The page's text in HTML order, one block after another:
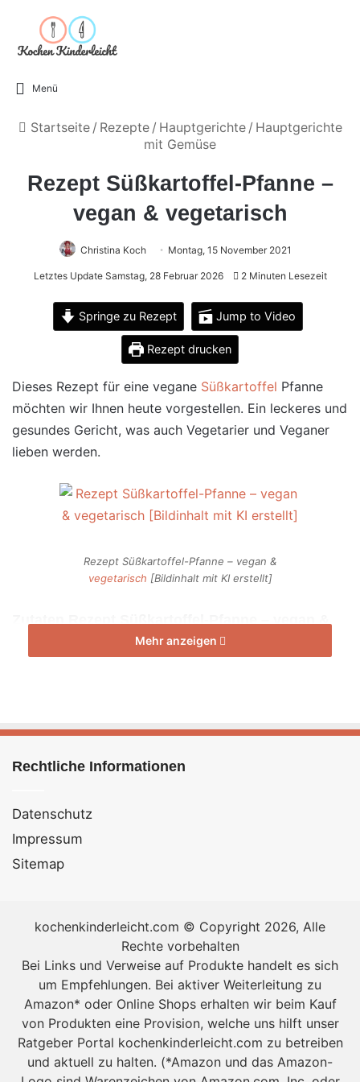
Menü
Startseite / Rezepte / Hauptgerichte / Hauptgerichte
mit Gemüse
Rezept Süßkartoffel-Pfanne –
vegan & vegetarisch
Christina Koch Montag, 15 November 2021
Letztes Update Samstag, 28 Februar 2026 2 Minuten Lesezeit
Springe zu Rezept Jump to Video
Rezept drucken
Dieses Rezept für eine vegane Süßkartoffel Pfanne
möchten wir Ihnen heute vorgestellen. Ein leckeres und
gesundes Gericht, was auch Vegetarier und Veganer
lieben werden.
Rezept Süßkartoffel-Pfanne – vegan &
vegetarisch [Bildinhalt mit KI erstellt]
Zutaten Rezept Süßkartoffel-Pfanne – vegan &
Zwiebeln
Räuchertofu (200 g) in kleinen Würfeln
Gelbwurz bzw. Kurkuma
Chili
vegetarisch
Anzahl Portionen: 2
Nährwerte
Gesamt
pro Portion
Kalorien (kcal)
Mehr anzeigen
Rechtliche Informationen
Datenschutz
Impressum
Sitemap
kochenkinderleicht.com © Copyright 2026, Alle
Rechte vorbehalten
Bei Links und Verweise auf Produkte handelt es sich
um Empfehlungen. Bei aktiver Weiterleitung zu
Amazon* oder Online Shops erhalten wir beim Kauf
von Produkten eine Provision, welche uns hilft unser
Ratgeber Portal kochenkinderleicht.com zu betreiben
und aktuell zu halten. (*Amazon und das Amazon-